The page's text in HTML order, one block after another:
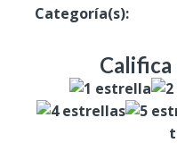
Categoría(s):